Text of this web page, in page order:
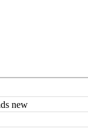
new